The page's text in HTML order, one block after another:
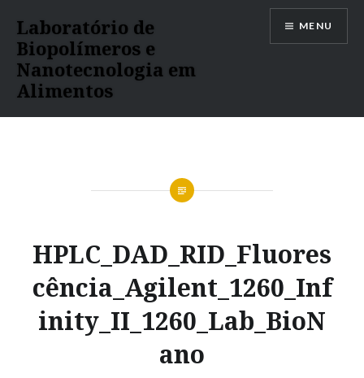
para
conteúdo
Laboratório de
Biopolímeros e
Nanotecnologia em
Alimentos
MENU
HPLC_DAD_RID_Fluores
cência_Agilent_1260_Inf
inity_II_1260_Lab_BioN
ano